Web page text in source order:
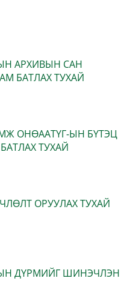
АРХИВЫН САН
БАТЛАХ ТУХАЙ
ОНӨААТҮГ-ЫН БҮТЭЦ
ТУХАЙ
ОРУУЛАХ ТУХАЙ
ДҮРМИЙГ ШИНЭЧЛЭН